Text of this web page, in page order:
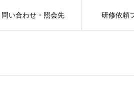
問い合わせ・照会先 研修依頼